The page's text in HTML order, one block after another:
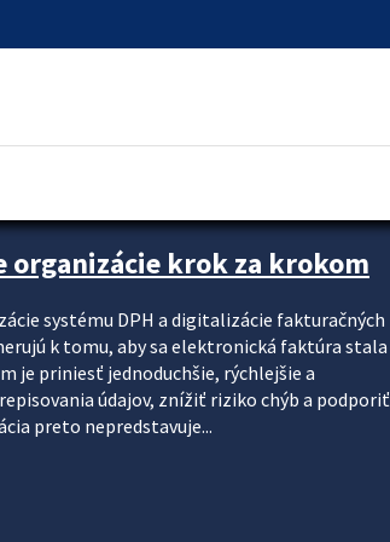
krok za krokom
systému DPH a digitalizácie fakturačných
k tomu, aby sa elektronická faktúra stala
je priniesť jednoduchšie, rýchlejšie a
údajov, znížiť riziko chýb a podporiť
preto nepredstavuje...